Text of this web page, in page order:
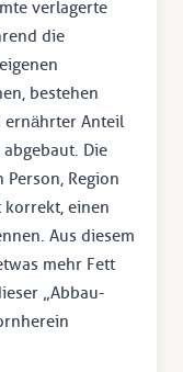
verlagerte
die
bestehen
ernährter Anteil
Die
Region
korrekt, einen
Aus diesem
mehr Fett
„Abbau-